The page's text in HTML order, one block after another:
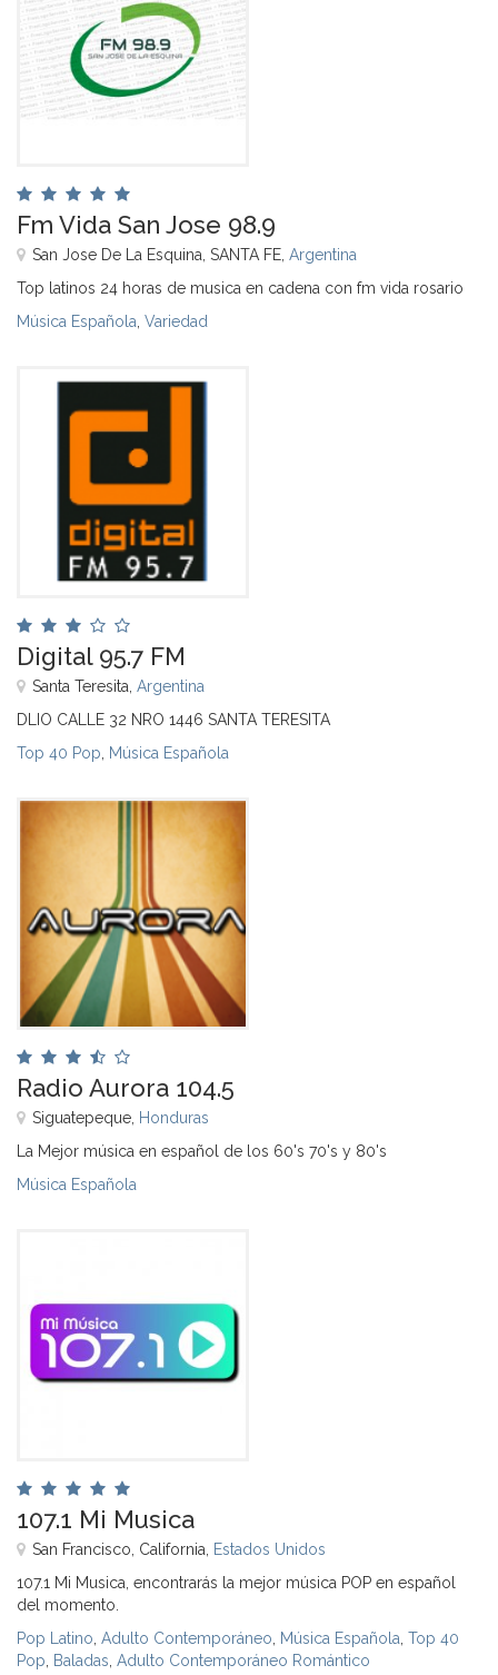
Fm Vida San Jose 98.9
San Jose De La Esquina, SANTA FE, Argentina
Top latinos 24 horas de musica en cadena con fm vida rosario
Música Española Variedad
Digital 95.7 FM
Santa Teresita, Argentina
DLIO CALLE 32 NRO 1446 SANTA TERESITA
Top 40 Pop Música Española
Radio Aurora 104.5
Siguatepeque, Honduras
La Mejor música en español de los 60's 70's y 80's
Música Española
107.1 Mi Musica
San Francisco, California, Estados Unidos
107.1 Mi Musica, encontrarás la mejor música POP en español
del momento.
Pop Latino Adulto Contemporáneo Música Española Top 40
Pop Baladas Adulto Contemporáneo Romántico